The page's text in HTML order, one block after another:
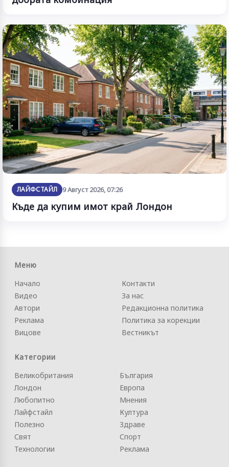
ЛАЙФСТАЙЛ 9 Август 2026, 07:26
Къде да купим имот край Лондон
Меню
Начало
Видео
Автори
Реклама
Вицове
Контакти
За нас
Редакционна политика
Политика за корекции
Вестникът
Категории
Великобритания
Лондон
Любопитно
Лайфстайл
Полезно
Свят
Технологии
България
Европа
Мнения
Култура
Здраве
Спорт
Реклама